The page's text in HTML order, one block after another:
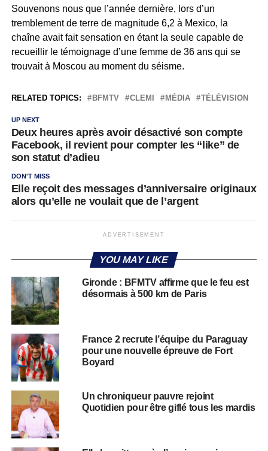
Souvenons nous que l’année dernière, lors d’un
tremblement de terre de magnitude 6,2 à Mexico, la
chaîne avait fait sensation en étant la seule capable de
recueillir le témoignage d’une femme de 36 ans qui se
trouvait à Moscou au moment du séisme.
RELATED TOPICS: BFMTV CLEMI MÉDIA TÉLÉVISION
UP NEXT
Deux heures après avoir désactivé son compte
Facebook, il revient pour compter les “like” de
son statut d’adieu
DON'T MISS
Elle reçoit des messages d’anniversaire originaux
alors qu’elle ne voulait que de l’argent
ADVERTISEMENT
YOU MAY LIKE
Gironde : BFMTV affirme que le feu est
désormais à 500 km de Paris
France 2 recrute l’équipe du Paraguay
pour une nouvelle épreuve de Fort
Boyard
Un chroniqueur pauvre rejoint
Quotidien pour être giflé tous les mardis